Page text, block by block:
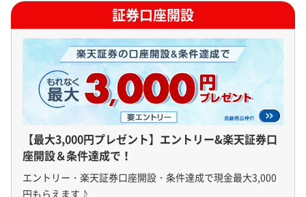
証券口座開設
【最大3,000円プレゼント】エントリー&楽天証券口
座開設＆条件達成で！
エントリー・楽天証券口座開設・条件達成で現金最大3,000
円もらえます♪